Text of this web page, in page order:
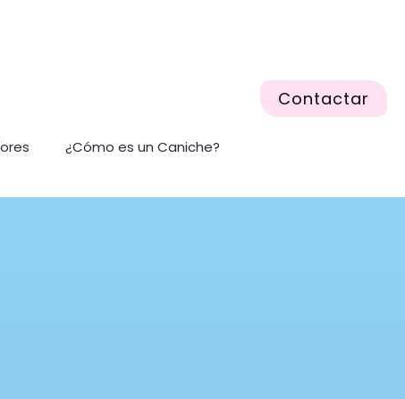
¿Cómo es un Caniche?
Contactar